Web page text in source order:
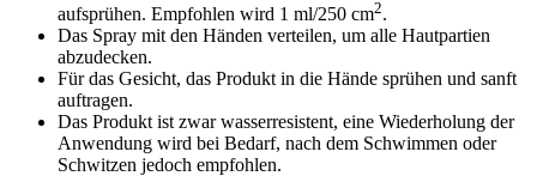
aufsprühen. Empfohlen wird 1 ml/250 cm2.
Das Spray mit den Händen verteilen, um alle Hautpartien
abzudecken.
Für das Gesicht, das Produkt in die Hände sprühen und sanft
auftragen.
Das Produkt ist zwar wasserresistent, eine Wiederholung der
Anwendung wird bei Bedarf, nach dem Schwimmen oder
Schwitzen jedoch empfohlen.